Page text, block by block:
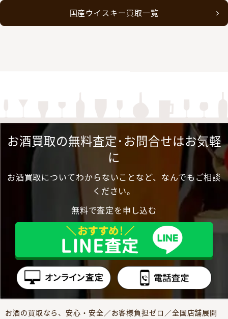
国産ウイスキー買取一覧
お酒買取の無料査定･お問合せはお気軽
に
お酒買取についてわからないことなど、なんでもご相談
ください。
無料で査定を申し込む
お酒の買取なら、安心・安全／お客様負担ゼロ／全国店舗展開